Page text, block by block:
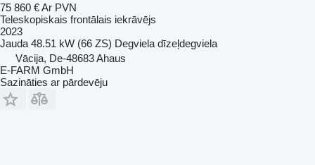
75 860 €Ar PVN
Teleskopiskais frontālais iekrāvējs
2023
Jauda 48.51 kW (66 ZS) Degviela dīzeļdegviela
Vācija, De-48683 Ahaus
E-FARM GmbH
Sazināties ar pārdevēju